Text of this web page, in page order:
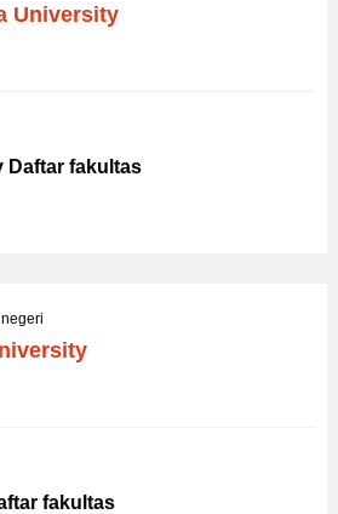
University
Daftar fakultas
fakultas